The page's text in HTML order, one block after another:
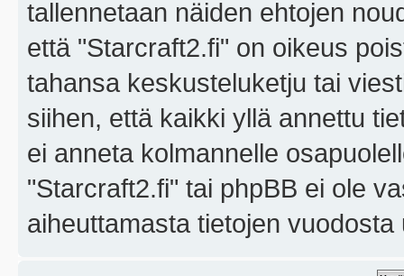
tallennetaan näiden ehtojen
että "Starcraft2.fi" on oikeus
tahansa keskusteluketju tai
siihen, että kaikki yllä annettu
ei anneta kolmannelle
"Starcraft2.fi" tai phpBB ei ole
aiheuttamasta tietojen